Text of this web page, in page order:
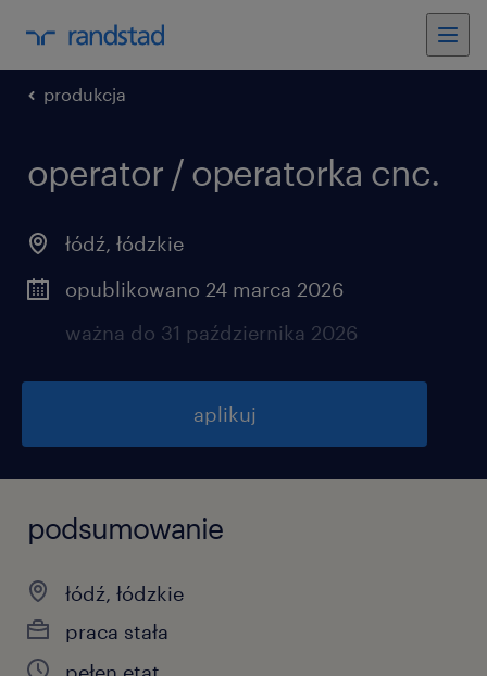
produkcja
operator / operatorka cnc.
łódź, łódzkie
opublikowano 24 marca 2026
ważna do 31 października 2026
aplikuj
podsumowanie
łódź, łódzkie
praca stała